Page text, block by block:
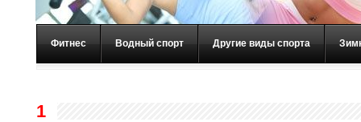
Фитнес Водный спорт Другие виды спорта
1